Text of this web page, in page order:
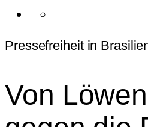
Pressefreiheit in
Von